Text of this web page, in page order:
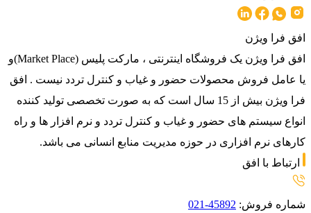
افق فرا ویژن
افق فرا ویژن یک فروشگاه اینترنتی ، مارکت پلیس (Market Place)و
یا عامل فروش محصولات حضور و غیاب و کنترل تردد نیست . افق
فرا ویژن بیش از 15 سال است که به صورت تخصصی تولید کننده
انواع سیستم های حضور و غیاب و کنترل تردد و نرم افزار ها و راه
کارهای نرم افزاری در حوزه مدیریت منابع انسانی می باشد.
ارتباط با افق
شماره فروش: 45892-021